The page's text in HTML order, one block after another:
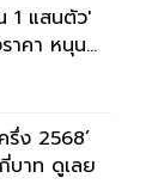
1 แสนตัว'
าคา หนุน
รึ่ง 2568’
บาท ดูเลย